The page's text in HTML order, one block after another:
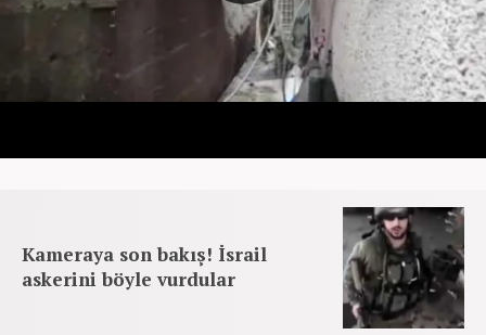
Kameraya son bakış! İsrail
askerini böyle vurdular